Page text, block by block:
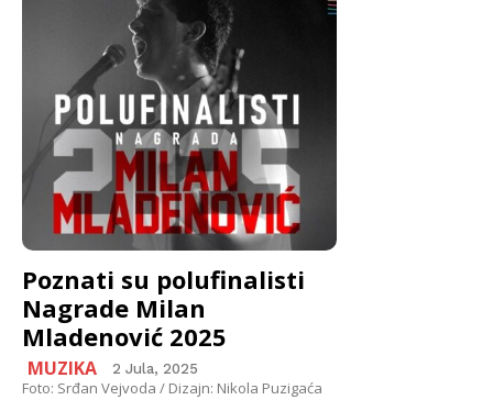
Poznati su polufinalisti
Nagrade Milan
Mladenović 2025
MUZIKA 2 Jula, 2025
Foto: Srđan Vejvoda / Dizajn: Nikola Puzigaća